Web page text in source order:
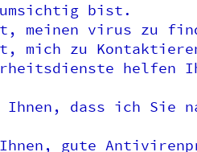
bist.
meinen virus zu
mich zu
dass ich Sie
gute